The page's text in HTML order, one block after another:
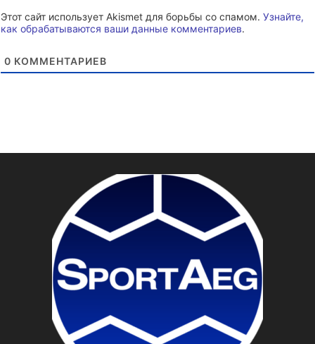
Этот сайт использует Akismet для борьбы со спамом. Узнайте,
как обрабатываются ваши данные комментариев.
0 КОММЕНТАРИЕВ